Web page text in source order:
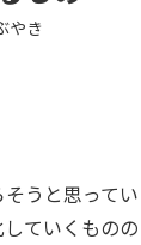
やき
うと思って
ていくもの